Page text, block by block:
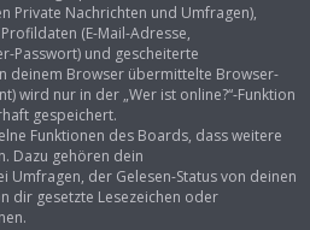
Private Nachrichten und Umfragen),
(E-Mail-Adresse,
Passwort) und gescheiterte
deinem Browser übermittelte Browser-
wird nur in der „Wer ist online?“-Funktion
gespeichert.
Funktionen des Boards, dass weitere
Dazu gehören dein
Umfragen, der Gelesen-Status von deinen
dir gesetzte Lesezeichen oder